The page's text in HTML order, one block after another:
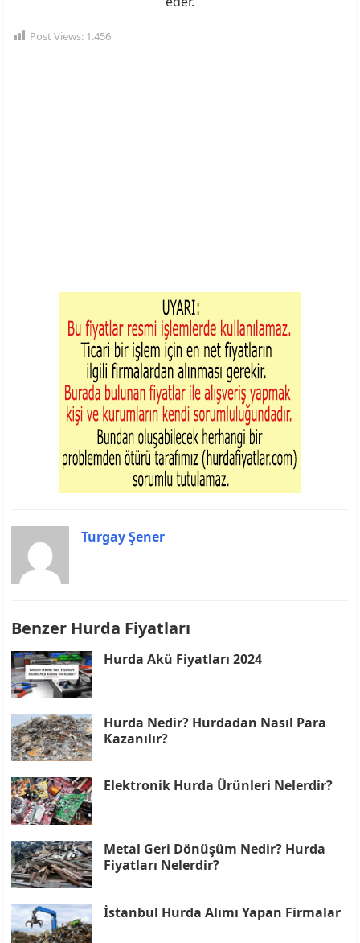
Post Views: 1.456
Turgay Şener
Benzer Hurda Fiyatları
Hurda Akü Fiyatları 2024
Hurda Nedir? Hurdadan Nasıl Para
Kazanılır?
Elektronik Hurda Ürünleri Nelerdir?
Metal Geri Dönüşüm Nedir? Hurda
Fiyatları Nelerdir?
İstanbul Hurda Alımı Yapan Firmalar